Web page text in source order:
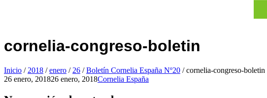
cornelia-congreso-boletin
Inicio / 2018 / enero / 26 / Boletín Cornelia España Nº20 / cornelia-congreso-boletin
26 enero, 201826 enero, 2018Cornelia España